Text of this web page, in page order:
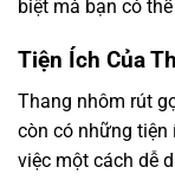
biệt mà bạn có
Tiện Ích Của
Thang nhôm rút
còn có những tiện
việc một cách dễ